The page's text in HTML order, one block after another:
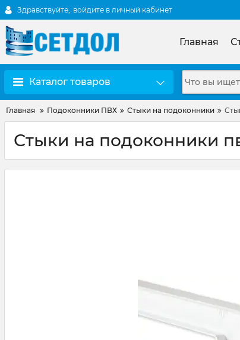
Здравствуйте, войдите в личный кабинет
Главная
Каталог товаров
Главная Подоконники ПВХ Стыки на подоконники
Стыки на подоконники